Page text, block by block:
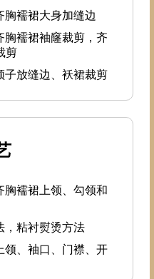
胸襦裙大身加缝边
胸襦裙袖窿裁剪，齐
剪
子放缝边、袄裙裁剪
胸襦裙上领、勾领和
，粘衬熨烫方法
领、袖口、门襟、开